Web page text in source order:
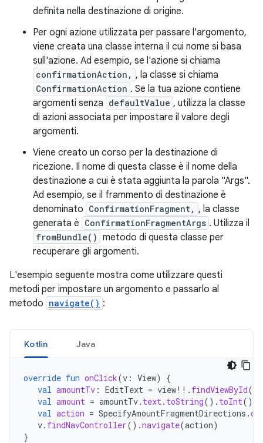
definita nella destinazione di origine.
Per ogni azione utilizzata per passare l'argomento,
viene creata una classe interna il cui nome si basa
sull'azione. Ad esempio, se l'azione si chiama
confirmationAction, , la classe si chiama
ConfirmationAction . Se la tua azione contiene
argomenti senza defaultValue , utilizza la classe
di azioni associata per impostare il valore degli
argomenti.
Viene creato un corso per la destinazione di
ricezione. Il nome di questa classe è il nome della
destinazione a cui è stata aggiunta la parola "Args".
Ad esempio, se il frammento di destinazione è
denominato ConfirmationFragment, , la classe
generata è ConfirmationFragmentArgs . Utilizza il
fromBundle() metodo di questa classe per
recuperare gli argomenti.
L'esempio seguente mostra come utilizzare questi
metodi per impostare un argomento e passarlo al
metodo navigate() :
Kotlin Java
override fun onClick(v : View)
{
val amountTv : EditText = view!! . findViewById(
val amount = amountTv. text. toString(). toInt()
val action = SpecifyAmountFragmentDirections .
v. findNavController().navigate(action)
}